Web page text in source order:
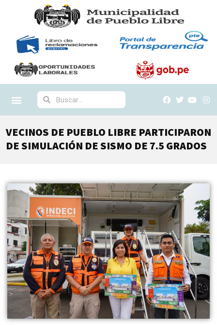
VECINOS DE PUEBLO LIBRE PARTICIPARON
DE SIMULACIÓN DE SISMO DE 7.5 GRADOS